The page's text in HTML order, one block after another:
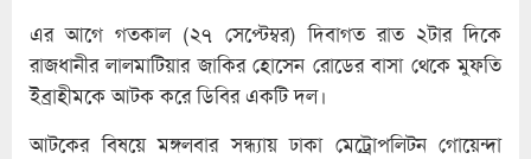
এর আগে গতকাল (২৭ সেপ্টেম্বর) দিবাগত রাত ২টার দিকে
রাজধানীর লালমাটিয়ার জাকির হোসেন রোডের বাসা থেকে মুফতি
ইব্রাহীমকে আটক করে ডিবির একটি দল।
আটকের বিষয়ে মঙ্গলবার সন্ধ্যায় ঢাকা মেট্রোপলিটন গোয়েন্দা